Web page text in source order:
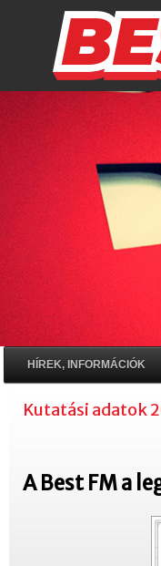
HÍREK, INFORMÁCIÓK
Kutatási adatok
A Best FM a